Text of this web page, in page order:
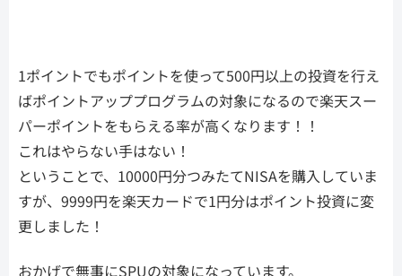
1ポイントでもポイントを使って500円以上の投資を行え
ばポイントアッププログラムの対象になるので楽天スー
パーポイントをもらえる率が高くなります！！
これはやらない手はない！
ということで、10000円分つみたてNISAを購入していま
すが、9999円を楽天カードで1円分はポイント投資に変
更しました！
おかげで無事にSPUの対象になっています。